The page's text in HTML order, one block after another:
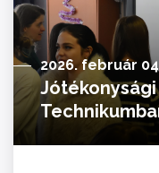
2026. február